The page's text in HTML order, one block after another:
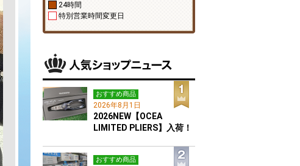
24時間
特別営業時間変更日
おすすめ商品
2026年8月1日
2026NEW【OCEA
LIMITED PLIERS】入荷！
おすすめ商品